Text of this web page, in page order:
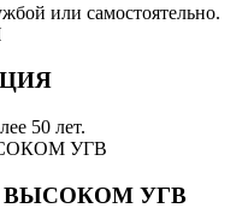
или самостоятельно.
50 лет.
ВЫСОКОМ УГВ